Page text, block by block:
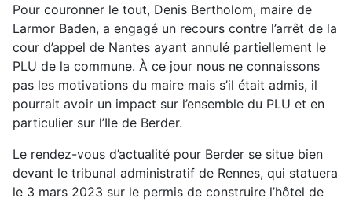
Pour couronner le tout, Denis Bertholom, maire de
Larmor Baden, a engagé un recours contre l’arrêt de la
cour d’appel de Nantes ayant annulé partiellement le
PLU de la commune. À ce jour nous ne connaissons
pas les motivations du maire mais s’il était admis, il
pourrait avoir un impact sur l’ensemble du PLU et en
particulier sur l’Ile de Berder.
Le rendez-vous d’actualité pour Berder se situe bien
devant le tribunal administratif de Rennes, qui statuera
le 3 mars 2023 sur le permis de construire l’hôtel de